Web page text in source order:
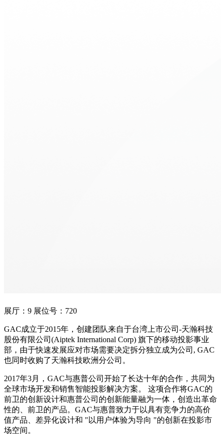
展厅：9 展位号：720
GAC成立于2015年，创建团队来自于台湾上市公司-天瀚科技
股份有限公司(Aiptek International Corp) 旗下的移动投影事业
部，由于快速发展应对市场需要决定拆分独立成为公司, GAC
也同时收购了天瀚科技欧洲分公司。
2017年3月，GAC与惠普公司开始了长达十年的合作，共同为
全球市场开发和销售智能投影解决方案。 这项合作将GAC的
前卫的创新设计和惠普公司的创新能量融为一体，创造出革命
性的、前卫的产品。GAC与惠普致力于以具有竞争力的高价
值产品、差异化设计和 "以用户体验为导向 "的创新在投影市
场空间。